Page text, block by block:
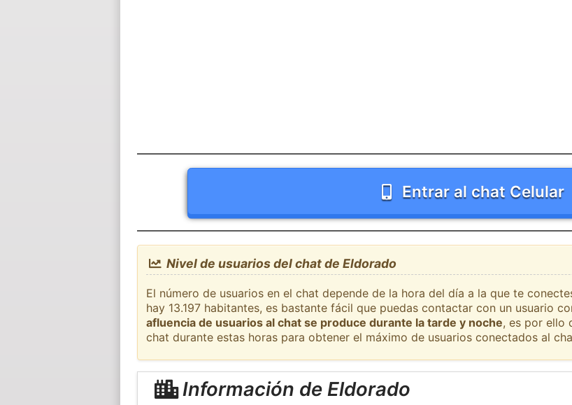
Entrar al chat Celular
Nivel de usuarios del chat de Eldorado
El número de usuarios en el chat depende de la hora del día a la que te
hay 13.197 habitantes, es bastante fácil que puedas contactar con un usuario
afluencia de usuarios al chat se produce durante la tarde y noche, es por ello
chat durante estas horas para obtener el máximo de usuarios conectados al
Información de Eldorado